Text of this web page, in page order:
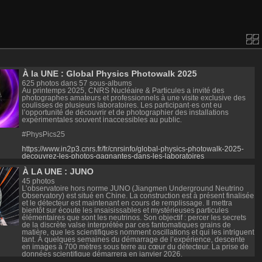
À la UNE : Global Physics Photowalk 2025
625 photos dans 57 sous-albums
Au printemps 2025, CNRS Nucléaire & Particules a invité des
photographes amateurs et professionnels à une visite exclusive des
coulisses de plusieurs laboratoires. Les participant·es ont eu
l’opportunité de découvrir et de photographier des installations
expérimentales souvent inaccessibles au public.
#PhysPics25
https://www.in2p3.cnrs.fr/fr/cnrsinfo/global-physics-photowalk-2025-
decouvrez-les-photos-gagnantes-dans-les-laboratoires
À LA UNE : JUNO
45 photos
L’observatoire hors norme JUNO (Jiangmen Underground Neutrino
Observatory) est situé en Chine. La construction est à présent finalisée
et le détecteur est maintenant en cours de remplissage. Il mettra
bientôt sur écoute les insaisissables et mystérieuses particules
élémentaires que sont les neutrinos. Son objectif : percer les secrets
de la discrète valse interprétée par ces fantomatiques grains de
matière, que les scientifiques nomment oscillations et qui les intriguent
tant. À quelques semaines du démarrage de l’expérience, descente
en images à 700 mètres sous terre au cœur du détecteur. La prise de
données scientifique démarrera en janvier 2026.